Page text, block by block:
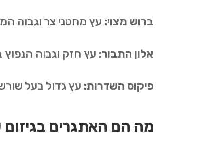
ברוש מצוי: עץ מחטני צר וגבוה
אלון התבור: עץ חזק וגבוה הנפוץ
פיקוס השדרות: עץ גדול בעל
מה הם האתגרים בגיזום